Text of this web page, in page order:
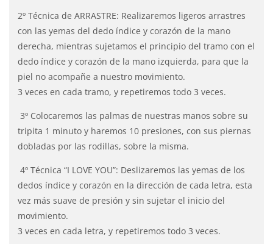
2º Técnica de ARRASTRE: Realizaremos ligeros arrastres
con las yemas del dedo índice y corazón de la mano
derecha, mientras sujetamos el principio del tramo con el
dedo índice y corazón de la mano izquierda, para que la
piel no acompañe a nuestro movimiento.
3 veces en cada tramo, y repetiremos todo 3 veces.
3º Colocaremos las palmas de nuestras manos sobre su
tripita 1 minuto y haremos 10 presiones, con sus piernas
dobladas por las rodillas, sobre la misma.
4º Técnica “I LOVE YOU”: Deslizaremos las yemas de los
dedos índice y corazón en la dirección de cada letra, esta
vez más suave de presión y sin sujetar el inicio del
movimiento.
3 veces en cada letra, y repetiremos todo 3 veces.